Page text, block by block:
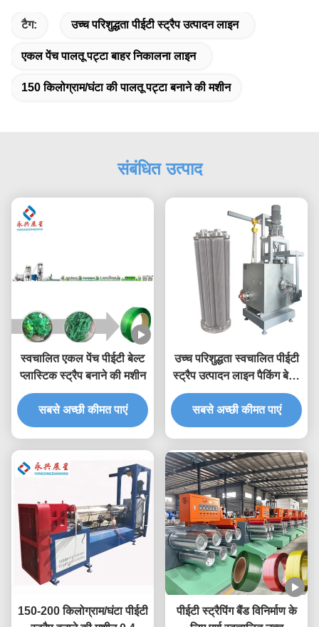
टैग: उच्च परिशुद्धता पीईटी स्ट्रैप उत्पादन लाइन
एकल पेंच पालतू पट्टा बाहर निकालना लाइन
150 किलोग्राम/घंटा की पालतू पट्टा बनाने की मशीन
संबंधित उत्पाद
स्वचालित एकल पेंच पीईटी बेल्ट
प्लास्टिक स्ट्रैप बनाने की मशीन
सबसे अच्छी कीमत पाएं
उच्च परिशुद्धता स्वचालित पीईटी
स्ट्रैप उत्पादन लाइन पैकिंग बेल्ट
बनाने की मशीन
सबसे अच्छी कीमत पाएं
150-200 किलोग्राम/घंटा पीईटी
पीईटी स्ट्रैपिंग बैंड विनिर्माण के